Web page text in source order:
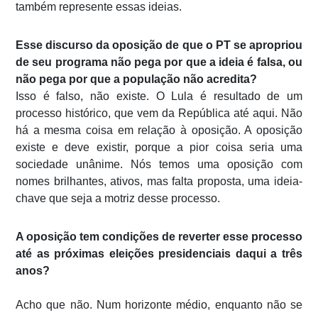
também represente essas ideias.
Esse discurso da oposição de que o PT se apropriou
de seu programa não pega por que a ideia é falsa, ou
não pega por que a população não acredita?
Isso é falso, não existe. O Lula é resultado de um
processo histórico, que vem da República até aqui. Não
há a mesma coisa em relação à oposição. A oposição
existe e deve existir, porque a pior coisa seria uma
sociedade unânime. Nós temos uma oposição com
nomes brilhantes, ativos, mas falta proposta, uma ideia-
chave que seja a motriz desse processo.
A oposição tem condições de reverter esse processo
até as próximas eleições presidenciais daqui a três
anos?
Acho que não. Num horizonte médio, enquanto não se